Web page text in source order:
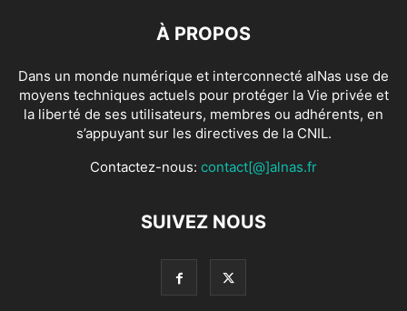
À PROPOS
Dans un monde numérique et interconnecté alNas use de
moyens techniques actuels pour protéger la Vie privée et
la liberté de ses utilisateurs, membres ou adhérents, en
s’appuyant sur les directives de la CNIL.
Contactez-nous: contact[@]alnas.fr
SUIVEZ NOUS